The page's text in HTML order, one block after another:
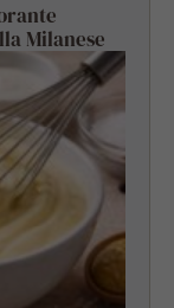
Milanese